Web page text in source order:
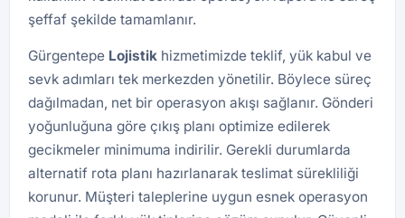
şeffaf şekilde tamamlanır.
Gürgentepe Lojistik hizmetimizde teklif, yük kabul ve
sevk adımları tek merkezden yönetilir. Böylece süreç
dağılmadan, net bir operasyon akışı sağlanır. Gönderi
yoğunluğuna göre çıkış planı optimize edilerek
gecikmeler minimuma indirilir. Gerekli durumlarda
alternatif rota planı hazırlanarak teslimat sürekliliği
korunur. Müşteri taleplerine uygun esnek operasyon